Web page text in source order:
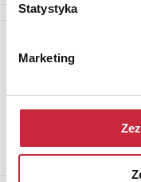
Statystyka
Marketing
Aby otrzymywać